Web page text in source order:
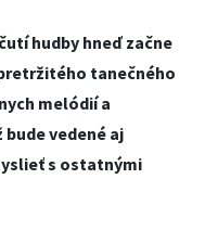
hudby hneď začne
tanečného
melódií a
vedené aj
s ostatnými